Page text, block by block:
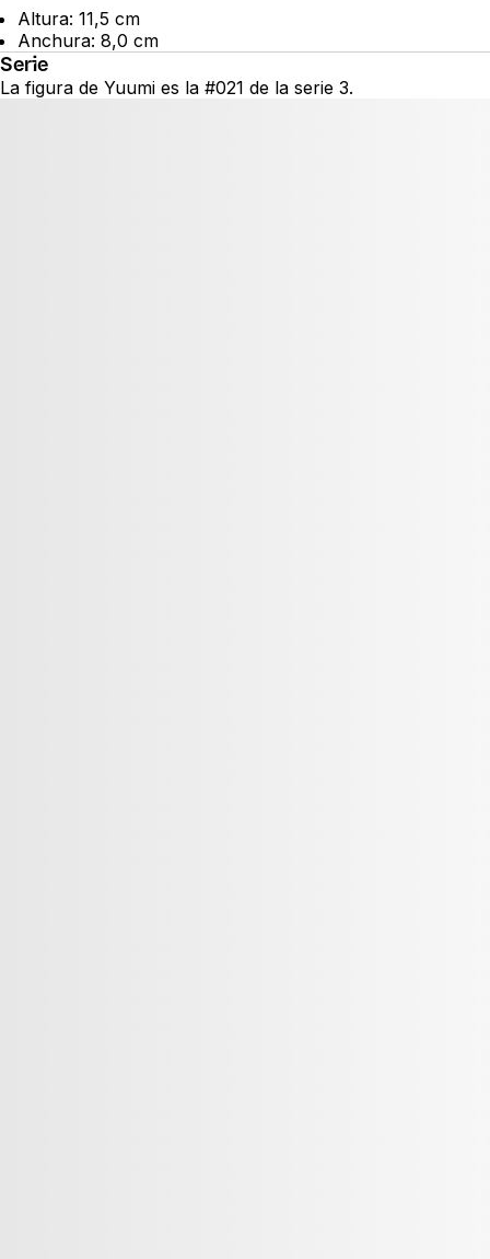
Altura: 11,5 cm
Anchura: 8,0 cm
Serie
La figura de Yuumi es la #021 de la serie 3.